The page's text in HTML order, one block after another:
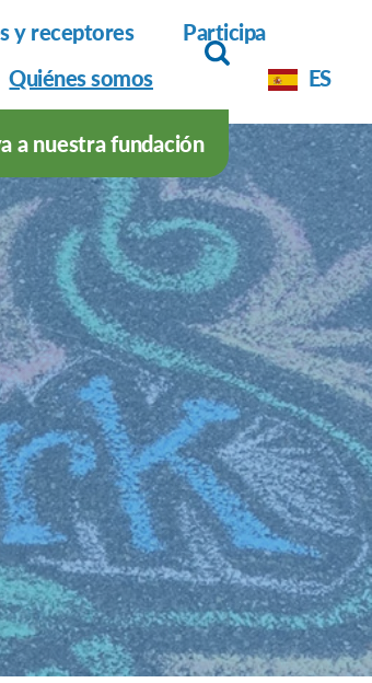
y receptores
Participa
Quiénes somos
ES
a nuestra fundación